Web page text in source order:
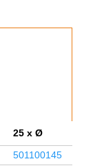
25 x Ø
501100145